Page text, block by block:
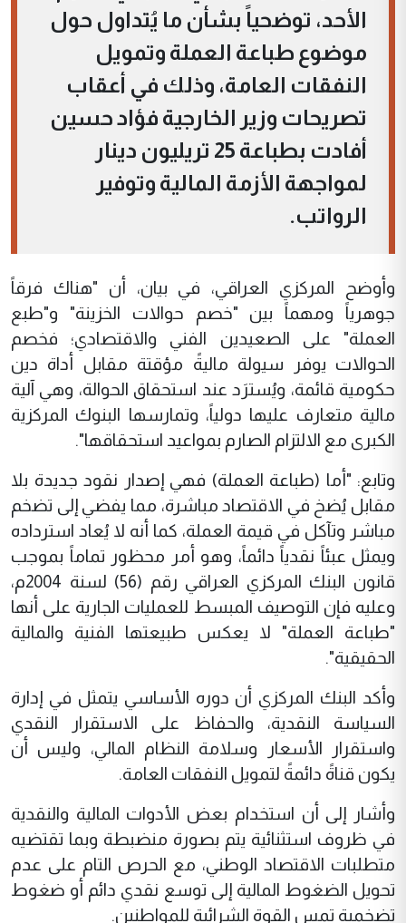
الأحد، توضحياً بشأن ما يُتداول حول
موضوع طباعة العملة وتمويل
النفقات العامة، وذلك في أعقاب
تصريحات وزير الخارجية فؤاد حسين
أفادت بطباعة 25 تريليون دينار
لمواجهة الأزمة المالية وتوفير
الرواتب.
وأوضح المركزي العراقي، في بيان، أن "هناك فرقاً
جوهرياً ومهماً بين "خصم حوالات الخزينة" و"طبع
العملة" على الصعيدين الفني والاقتصادي؛ فخصم
الحوالات يوفر سيولة ماليةً مؤقتة مقابل أداة دين
حكومية قائمة، ويُسترَد عند استحقاق الحوالة، وهي آلية
مالية متعارف عليها دولياً، وتمارسها البنوك المركزية
الكبرى مع الالتزام الصارم بمواعيد استحقاقها".
وتابع: "أما (طباعة العملة) فهي إصدار نقود جديدة بلا
مقابل يُضخ في الاقتصاد مباشرة، مما يفضي إلى تضخم
مباشر وتآكل في قيمة العملة، كما أنه لا يُعاد استرداده
ويمثل عبئاً نقدياً دائماً، وهو أمر محظور تماماً بموجب
قانون البنك المركزي العراقي رقم (56) لسنة 2004م،
وعليه فإن التوصيف المبسط للعمليات الجارية على أنها
"طباعة العملة" لا يعكس طبيعتها الفنية والمالية
الحقيقية".
وأكد البنك المركزي أن دوره الأساسي يتمثل في إدارة
السياسة النقدية، والحفاظ على الاستقرار النقدي
واستقرار الأسعار وسلامة النظام المالي، وليس أن
يكون قناةً دائمةً لتمويل النفقات العامة.
وأشار إلى أن استخدام بعض الأدوات المالية والنقدية
في ظروف استثنائية يتم بصورة منضبطة وبما تقتضيه
متطلبات الاقتصاد الوطني، مع الحرص التام على عدم
تحويل الضغوط المالية إلى توسع نقدي دائم أو ضغوط
تضخمية تمس القوة الشرائية للمواطنين.